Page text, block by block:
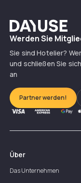
Dayuse
Werden Sie
Sie sind Hotelier?
und schließen Sie
an
Partner werden!
Über
Das Unternehmen